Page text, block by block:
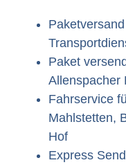
Paket
Allenspacher
Fahrservice
Mahlstetten,
Hof
Express